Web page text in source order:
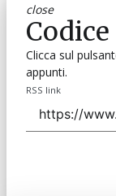
close
Codice
Clicca sul
appunti.
RSS link